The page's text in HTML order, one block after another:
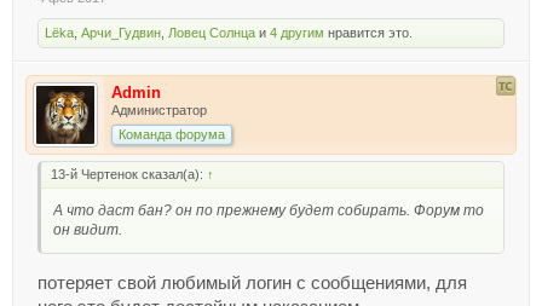
Lёka Арчи_Гудвин Ловец Солнца и 4 другим нравится это.
Admin
Администратор
Команда форума
13-й Чертенок сказал(а): ↑
А что даст бан? он по прежнему будет собирать. Форум то
он видит.
потеряет свой любимый логин с сообщениями, для